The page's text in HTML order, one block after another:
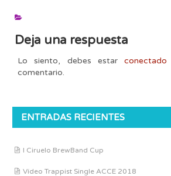
Deja una respuesta
Lo siento, debes estarconectado
comentario.
ENTRADAS RECIENTES
I Ciruelo BrewBand Cup
Vídeo Trappist Single ACCE 2018